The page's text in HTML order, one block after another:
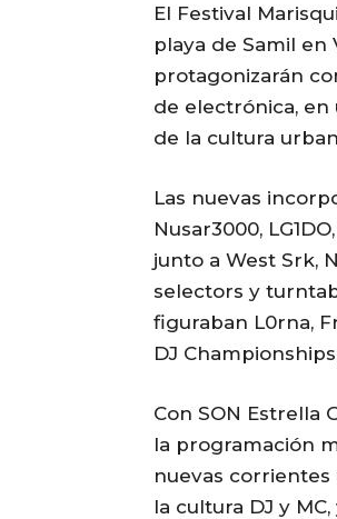
El Festival
playa de Samil en
protagonizarán
de electrónica,
de la cultura
Las nuevas
Nusar3000,
junto a West Srk,
selectors y
figuraban L0rna,
DJ
Con SON Estrella
la programación
nuevas corrientes
la cultura DJ y